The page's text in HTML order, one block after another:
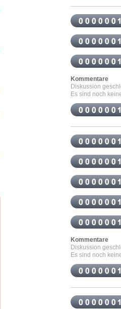
Kommentare
Diskussion
Es sind noch
Kommentare
Diskussion
Es sind noch